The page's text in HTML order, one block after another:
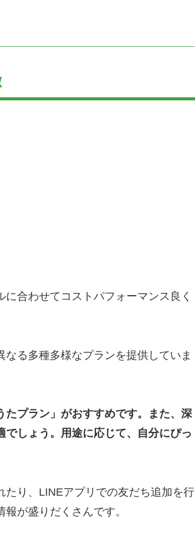
合わせてコストパフォーマンス良く
る多種多様なプランを提供していま
プラン」がおすすめです。また、深
しょう。用途に応じて、自分にぴっ
たり、LINEアプリでの友だち追加を行
が盛りだくさんです。